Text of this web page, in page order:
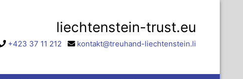
liechtenstein-trust.eu
+423 37 11 212 kontakt@treuhand-liechtenstein.li